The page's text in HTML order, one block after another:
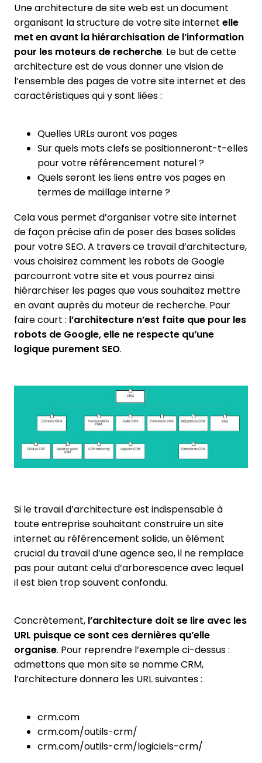
Une architecture de site web est un document
organisant la structure de votre site internet elle
met en avant la hiérarchisation de l’information
pour les moteurs de recherche. Le but de cette
architecture est de vous donner une vision de
l’ensemble des pages de votre site internet et des
caractéristiques qui y sont liées :
Quelles URLs auront vos pages
Sur quels mots clefs se positionneront-t-elles
pour votre référencement naturel ?
Quels seront les liens entre vos pages en
termes de maillage interne ?
Cela vous permet d’organiser votre site internet
de façon précise afin de poser des bases solides
pour votre SEO. A travers ce travail d’architecture,
vous choisirez comment les robots de Google
parcourront votre site et vous pourrez ainsi
hiérarchiser les pages que vous souhaitez mettre
en avant auprès du moteur de recherche. Pour
faire court : l’architecture n’est faite que pour les
robots de Google, elle ne respecte qu’une
logique purement SEO.
Si le travail d’architecture est indispensable à
toute entreprise souhaitant construire un site
internet au référencement solide, un élément
crucial du travail d’une agence seo, il ne remplace
pas pour autant celui d’arborescence avec lequel
il est bien trop souvent confondu.
Concrètement, l’architecture doit se lire avec les
URL puisque ce sont ces dernières qu’elle
organise. Pour reprendre l’exemple ci-dessus :
admettons que mon site se nomme CRM,
l’architecture donnera les URL suivantes :
crm.com
crm.com/outils-crm/
crm.com/outils-crm/logiciels-crm/